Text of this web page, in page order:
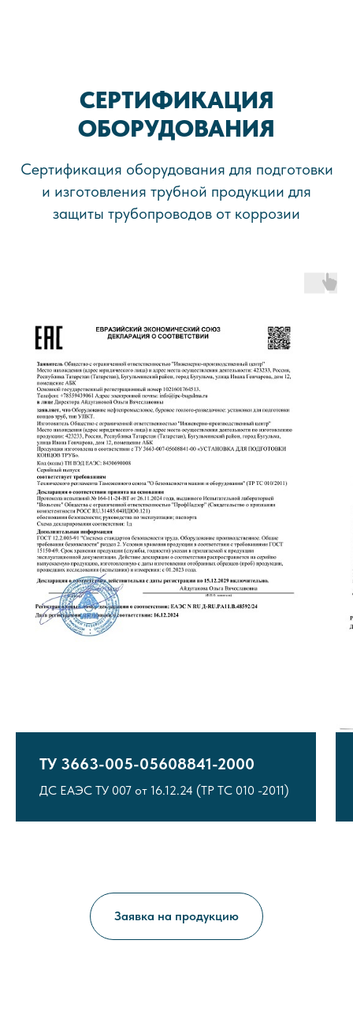
СЕРТИФИКАЦИЯ
ОБОРУДОВАНИЯ
Сертификация оборудования для подготовки
и изготовления трубной продукции для
защиты трубопроводов от коррозии
ТУ 3663-005-05608841-2000
ДС ЕАЭС ТУ 007 от 16.12.24 (ТР ТС 010 -2011)
Заявка на продукцию